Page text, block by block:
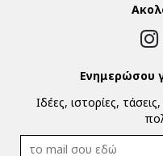
Ενημερώσου
Ιδέες, ιστορίες,